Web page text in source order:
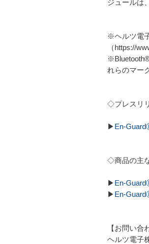
ジュールは
※ヘルツ電
（https://
れらのマー
◇プレスリ
▶ En-
◇商品の主
▶ En-
▶ En-
【お問い合
ヘルツ電子